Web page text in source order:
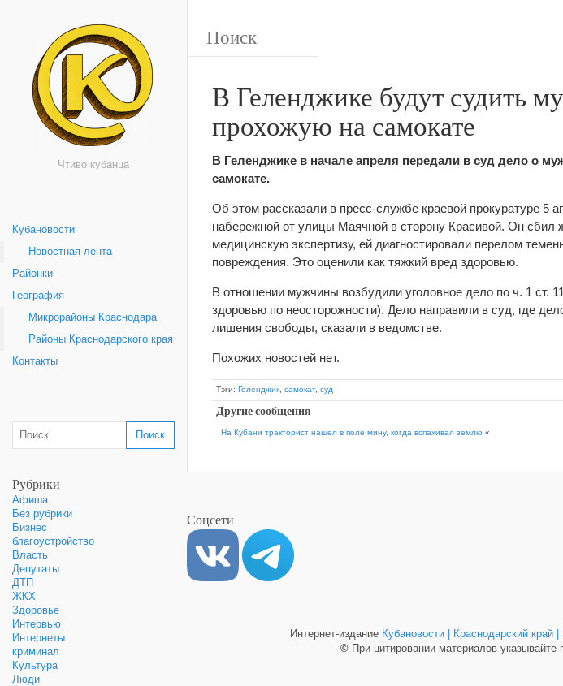
Чтиво кубанца
Кубановости
Новостная лента
Районки
География
Микрорайоны Краснодара
Районы Краснодарского края
Контакты
Рубрики
Афиша
Без рубрики
Бизнес
благоустройство
Власть
Депутаты
ДТП
ЖКХ
Здоровье
Интервью
Интернеты
криминал
Культура
Люди
В Геленджике будут судить
прохожую на самокате
В Геленджике в начале апреля передали в суд дело о
самокате.
Об этом рассказали в пресс-службе краевой прокуратуре 5
набережной от улицы Маячной в сторону Красивой. Он
медицинскую экспертизу, ей диагностировали перелом
повреждения. Это оценили как тяжкий вред здоровью.
В отношении мужчины возбудили уголовное дело по ч. 1 ст.
здоровью по неосторожности). Дело направили в суд, где
лишения свободы, сказали в ведомстве.
Похожих новостей нет.
Тэги: Геленджик самокат, суд
Другие сообщения
На Кубани тракторист нашел в поле мину, когда вспахивал землю «
Соцсети
Интернет-издание Кубановости | Краснодарский край
© При цитировании материалов